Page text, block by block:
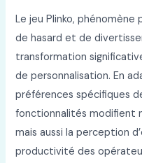
Le jeu Plinko, phénomène
de hasard et de
transformation
de personnalisation. En
préférences spécifiques
fonctionnalités modifient
mais aussi la perception
productivité des